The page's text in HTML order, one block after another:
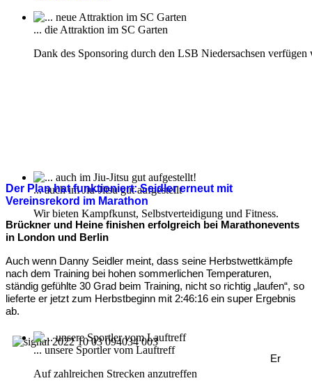
... die Attraktion im SC Garten
Dank des Sponsoring durch den LSB Niedersachsen
... auch im Jiu-Jitsu gut aufgestellt
Wir bieten Kampfkunst, Selbstverteidigung und Fitness.
... unsere Sportler vom Lauftreff
Auf zahlreichen Strecken anzutreffen
Der Plan hat funktioniert: Seidler erneut mit
Vereinsrekord im Marathon
Brückner und Heine finishen erfolgreich bei Marathonevents
in London und Berlin
Auch wenn Danny Seidler meint, dass seine Herbstwettkämpfe
nach dem Training bei hohen sommerlichen Temperaturen,
ständig gefühlte 30 Grad beim Training, nicht so richtig „laufen“, so
lieferte er jetzt zum Herbstbeginn mit 2:46:16 ein super Ergebnis
ab.
Er